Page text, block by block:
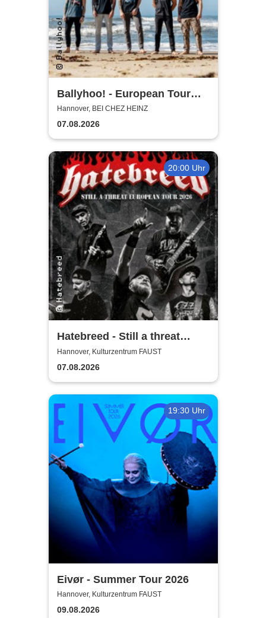
Ballyhoo! - European Tour
2026
Hannover, BEI CHEZ HEINZ
07.08.2026
20:00 Uhr
Hatebreed - Still a threat
European Tour 2026
Hannover, Kulturzentrum FAUST
07.08.2026
19:30 Uhr
Eivør - Summer Tour 2026
Hannover, Kulturzentrum FAUST
09.08.2026